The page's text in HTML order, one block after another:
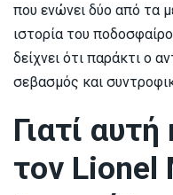
που ενώνει δύο από τα
ιστορία του
δείχνει ότι παράκτι ο
σεβασμός και
Γιατί
τον Lionel